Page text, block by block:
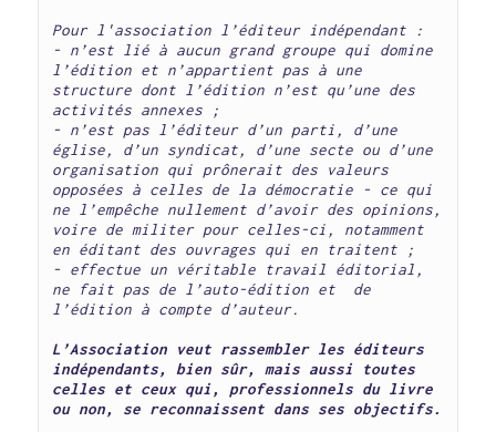
Pour l'association l’éditeur indépendant :
- n’est lié à aucun grand groupe qui domine
l’édition et n’appartient pas à une
structure dont l’édition n’est qu’une des
activités annexes ;
- n’est pas l’éditeur d’un parti, d’une
église, d’un syndicat, d’une secte ou d’une
organisation qui prônerait des valeurs
opposées à celles de la démocratie - ce qui
ne l’empêche nullement d’avoir des opinions,
voire de militer pour celles-ci, notamment
en éditant des ouvrages qui en traitent ;
- effectue un véritable travail éditorial,
ne fait pas de l’auto-édition et  de
l’édition à compte d’auteur.
L’Association veut rassembler les éditeurs
indépendants, bien sûr, mais aussi toutes
celles et ceux qui, professionnels du livre
ou non, se reconnaissent dans ses objectifs.